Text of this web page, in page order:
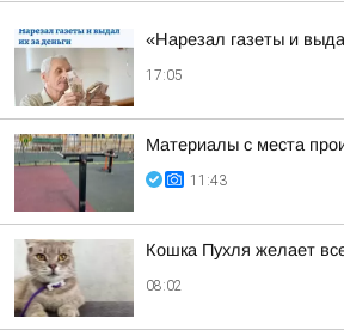
«Нарезал газеты и
17:05
Материалы с места
11:43
Кошка Пухля желает
08:02